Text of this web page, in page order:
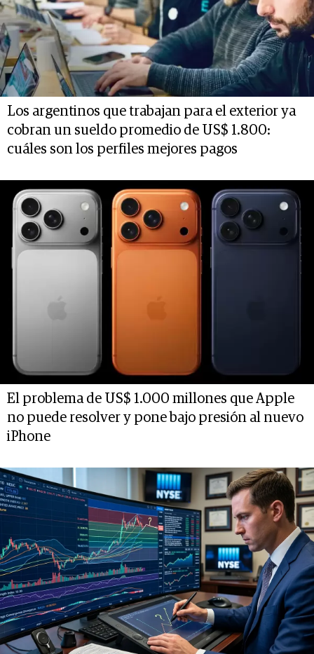
Los argentinos que trabajan para el exterior ya
cobran un sueldo promedio de US$ 1.800:
cuáles son los perfiles mejores pagos
El problema de US$ 1.000 millones que Apple
no puede resolver y pone bajo presión al nuevo
iPhone